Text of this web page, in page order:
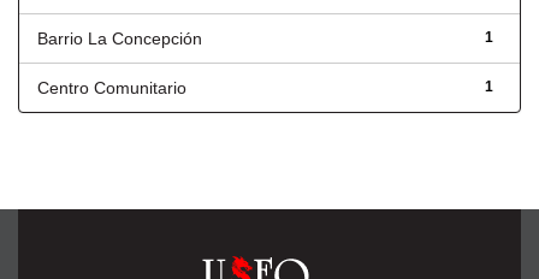
1
Barrio La Concepción
1
Centro Comunitario